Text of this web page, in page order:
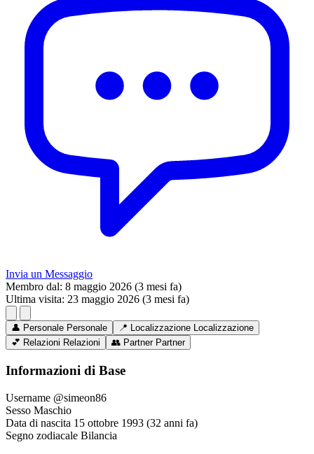
Invia un Messaggio
Membro dal: 8 maggio 2026 (3 mesi fa)
Ultima visita: 23 maggio 2026 (3 mesi fa)
👤 Personale Personale 📍 Localizzazione Localizzazione
💕 Relazioni Relazioni 👥 Partner Partner
Informazioni di Base
Username @simeon86
Sesso Maschio
Data di nascita 15 ottobre 1993 (32 anni fa)
Segno zodiacale Bilancia